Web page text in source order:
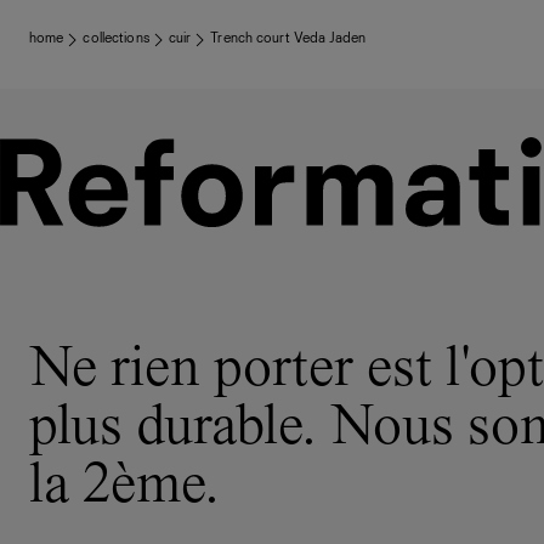
home collections cuir Trench court Veda Jaden
Ne rien porter est
plus durable. Nous
la 2ème.